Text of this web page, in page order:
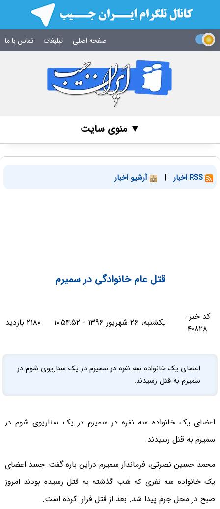
صفحه اصلی تبلیغات تماس با ما
▼ منوی سایت
| آرشیو اخبار
قتل عام خانوادگی در سمیرم
کد خبر :
۴۰۸۲۸
یکشنبه، ۲۶ شهریور ۱۳۹۶ - ۱۰:۵۴:۵۲ ۲۱۸۰ بازدید
اعضای یک خانواده سه نفره در سمیرم در یک سناریوی شوم در
سمیرم به قتل رسیدند.
اعضای یک خانواده سه نفره در سمیرم در یک سناریوی شوم در
سمیرم به قتل رسیدند.
محمد حسین نصرتی، فرماندار سمیرم دراین باره گفت: جسد اعضای
یک خانواده سه نفری که شب گذشته به قتل رسیده بودند امروز
صبح در محل جرم پیدا شد. بعد از قتل فرار کرده است.